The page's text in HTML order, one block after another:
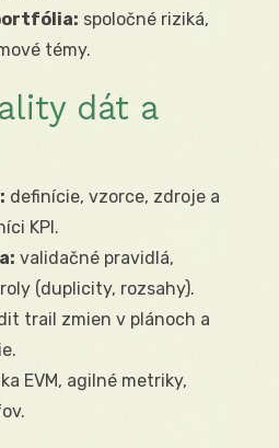
spoločné riziká,
témy.
dát a
definície, vzorce, zdroje a
KPI.
validačné pravidlá,
(duplicity, rozsahy).
trail zmien v plánoch a
EVM, agilné metriky,